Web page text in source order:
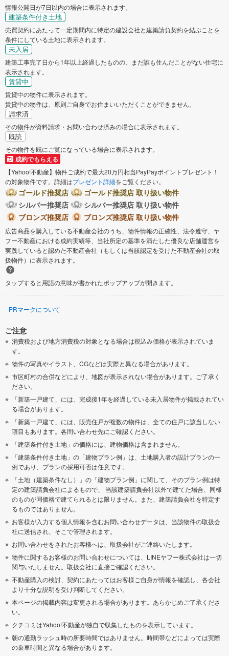
情報公開日が7日以内の場合に表示されます。
建築条件付き土地
売買契約にあたって一定期間内に特定の建設会社と建築請負契約を結ぶことを
条件にしている土地に表示されます。
未入居
建築工事完了日から1年以上経過したものの、まだ誰も住んだことがない住宅に
表示されます。
賃貸中
賃貸中の物件に表示されます。
賃貸中の物件は、原則ご自身でお住まいいただくことができません。
請求済
その物件が資料請求・お問い合わせ済みの場合に表示されます。
既読
その物件を既にご覧になっている場合に表示されます。
成約でもらえる
【Yahoo!不動産】物件ご成約で最大20万円相当PayPayポイントプレゼント！
の対象物件です。詳細はプレゼント詳細をご覧ください。
ゴールド推奨店
ゴールド推奨店 取り扱い物件
シルバー推奨店
シルバー推奨店 取り扱い物件
ブロンズ推奨店
ブロンズ推奨店 取り扱い物件
広告商品を購入している不動産会社のうち、物件情報の正確性、法令遵守、ヤ
フー不動産における成約実績等、当社所定の基準を満たした優良な店舗運営を
実践していると認めた不動産会社（もしくは当該認定を受けた不動産会社の取
扱物件）に表示されます。
タップすると用語の意味が書かれたポップアップが開きます。
PRマークについて
ご注意
消費税および地方消費税の対象となる場合は税込み価格が表示されていま
す。
物件の写真やイラスト、CGなどは実際と異なる場合があります。
市区町村の合併などにより、地図が表示されない場合があります。ご了承く
ださい。
「新築一戸建て」には、完成後1年を経過している未入居物件が掲載されてい
る場合があります。
「新築一戸建て」には、販売住戸が複数の物件は、全ての住戸に該当しない
項目もあります。各問い合わせ先にご確認ください。
「建築条件付き土地」の価格には、建物価格は含まれません。
「建築条件付き土地」の「建物プラン例」は、土地購入者の設計プランの一
例であり、プランの採用可否は任意です。
「土地（建築条件なし）」の「建物プラン例」に関して、そのプラン例は特
定の建築請負会社によるもので、 当該建築請負会社以外で建てた場合、同様
のものが同価格で建てられるとは限りません。また、建築請負会社を特定す
るものではありません。
お客様が入力する個人情報を含むお問い合わせデータは、当該物件の取扱会
社に送信され、そこで管理されます。
お問い合わせをされたお客様へは、取扱会社がご連絡いたします。
物件に関するお客様のお問い合わせについては、LINEヤフー株式会社は一切
関与いたしません。取扱会社に直接ご確認ください。
不動産購入の検討、契約にあたってはお客様ご自身が情報を確認し、各会社
より十分な説明を受け判断してください。
本ページの掲載内容は変更される場合があります。あらかじめご了承くださ
い。
クチコミはYahoo!不動産が独自で収集したものを表示しています。
朝の通勤ラッシュ時の所要時間ではありません。時間帯などによっては実際
の乗車時間と異なる場合があります。